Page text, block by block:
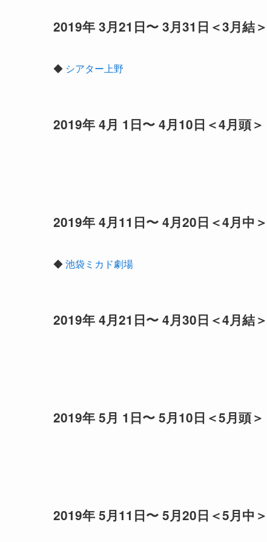
2019年 3月21日〜 3月31日＜3月結＞
◆ シアター上野
2019年 4月 1日〜 4月10日＜4月頭＞
2019年 4月11日〜 4月20日＜4月中＞
◆池袋ミカド劇場
2019年 4月21日〜 4月30日＜4月結＞
2019年 5月 1日〜 5月10日＜5月頭＞
2019年 5月11日〜 5月20日＜5月中＞